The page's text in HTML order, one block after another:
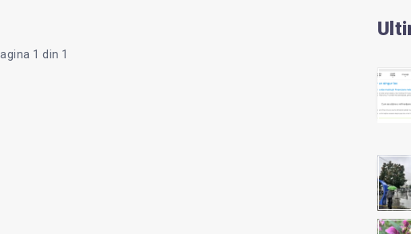
1 din 1